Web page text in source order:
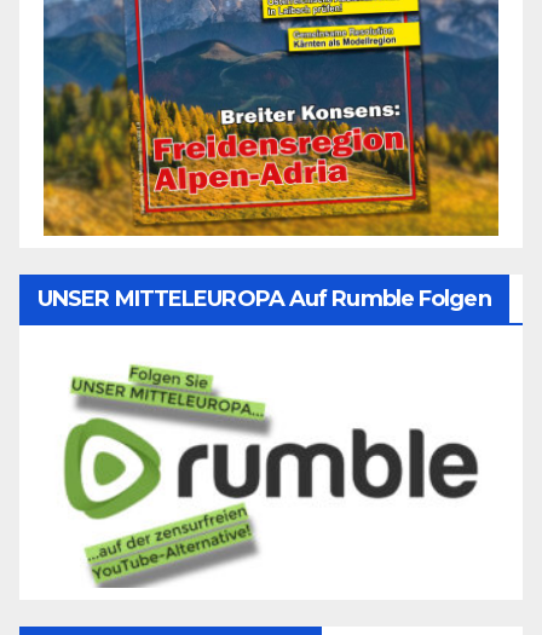
UNSER MITTELEUROPA Auf Rumble Folgen